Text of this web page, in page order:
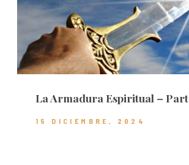
La Armadura Espiritual –
15 DICIEMBRE, 2024